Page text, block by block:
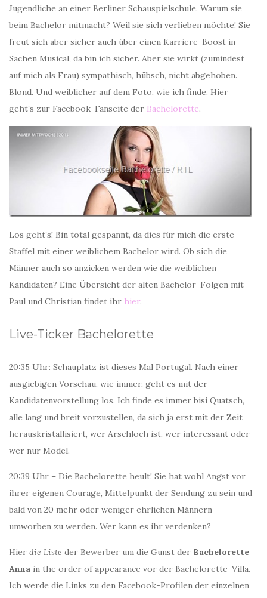
Jugendliche an einer Berliner Schauspielschule. Warum sie
beim Bachelor mitmacht? Weil sie sich verlieben möchte! Sie
freut sich aber sicher auch über einen Karriere-Boost in
Sachen Musical, da bin ich sicher. Aber sie wirkt (zumindest
auf mich als Frau) sympathisch, hübsch, nicht abgehoben.
Blond. Und weiblicher auf dem Foto, wie ich finde. Hier
geht’s zur Facebook-Fanseite der Bachelorette.
Los geht’s! Bin total gespannt, da dies für mich die erste
Staffel mit einer weiblichem Bachelor wird. Ob sich die
Männer auch so anzicken werden wie die weiblichen
Kandidaten? Eine Übersicht der alten Bachelor-Folgen mit
Paul und Christian findet ihr hier.
Live-Ticker Bachelorette
20:35 Uhr: Schauplatz ist dieses Mal Portugal. Nach einer
ausgiebigen Vorschau, wie immer, geht es mit der
Kandidatenvorstellung los. Ich finde es immer bisi Quatsch,
alle lang und breit vorzustellen, da sich ja erst mit der Zeit
herauskristallisiert, wer Arschloch ist, wer interessant oder
wer nur Model.
20:39 Uhr – Die Bachelorette heult! Sie hat wohl Angst vor
ihrer eigenen Courage, Mittelpunkt der Sendung zu sein und
bald von 20 mehr oder weniger ehrlichen Männern
umworben zu werden. Wer kann es ihr verdenken?
Hier die Liste der Bewerber um die Gunst der Bachelorette
Anna in the order of appearance vor der Bachelorette-Villa.
Ich werde die Links zu den Facebook-Profilen der einzelnen